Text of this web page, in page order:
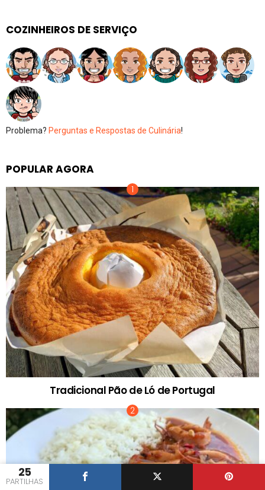
25
PARTILHAS
COZINHEIROS DE SERVIÇO
Problema? Perguntas e Respostas de Culinária!
POPULAR AGORA
Tradicional Pão de Ló de Portugal